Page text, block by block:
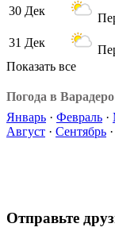
30 Дек
31 Дек
Показать все
Погода в
Январь · Февраль ·
Август · Сентябрь ·
Отправьте